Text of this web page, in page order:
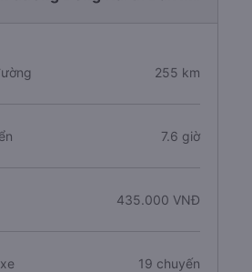
255 km
7.6 giờ
435.000 VNĐ
19 chuyến